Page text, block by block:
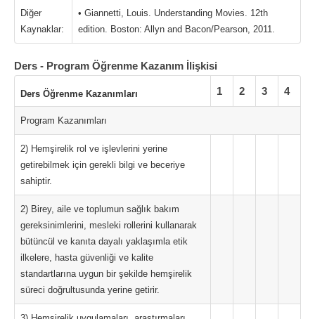
Diğer
Kaynaklar:
• Giannetti, Louis. Understanding Movies. 12th
edition. Boston: Allyn and Bacon/Pearson, 2011.
Ders - Program Öğrenme Kazanım İlişkisi
Ders Öğrenme Kazanımları 1 2 3 4
Program Kazanımları
2) Hemşirelik rol ve işlevlerini yerine
getirebilmek için gerekli bilgi ve beceriye
sahiptir.
2) Birey, aile ve toplumun sağlık bakım
gereksinimlerini, mesleki rollerini kullanarak
bütüncül ve kanıta dayalı yaklaşımla etik
ilkelere, hasta güvenliği ve kalite
standartlarına uygun bir şekilde hemşirelik
süreci doğrultusunda yerine getirir.